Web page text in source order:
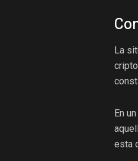
La
En
esta